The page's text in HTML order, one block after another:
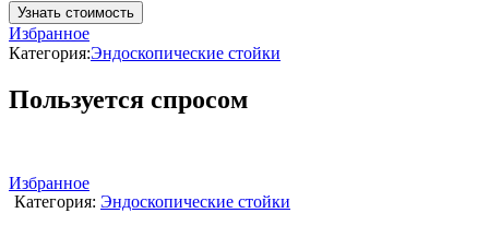
Узнать стоимость
Избранное
Категория:Эндоскопические стойки
Пользуется спросом
Избранное
Категория: Эндоскопические стойки